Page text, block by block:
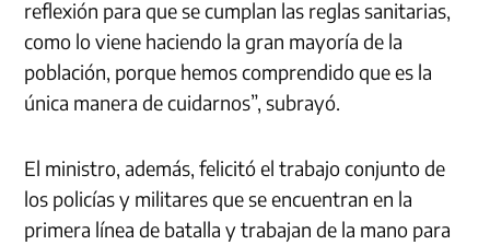
reflexión para que se cumplan las reglas sanitarias,
como lo viene haciendo la gran mayoría de la
población, porque hemos comprendido que es la
única manera de cuidarnos”, subrayó.
El ministro, además, felicitó el trabajo conjunto de
los policías y militares que se encuentran en la
primera línea de batalla y trabajan de la mano para